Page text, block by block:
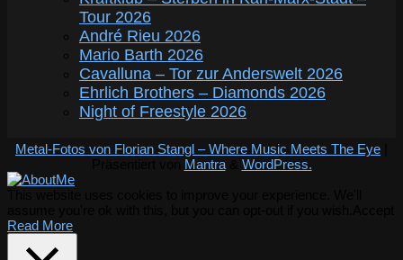
Tour 2026
André Rieu 2026
Mario Barth 2026
Cavalluna – Tor zur Anderswelt 2026
Ehrlich Brothers – Diamonds 2026
Night of Freestyle 2026
Metal-Fotos von Florian Stangl – Where Music Meets The Eye
Mantra& WordPress.
Read More